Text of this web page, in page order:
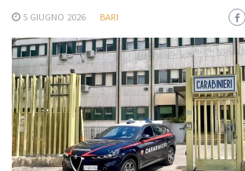
5 GIUGNO 2026 BARI